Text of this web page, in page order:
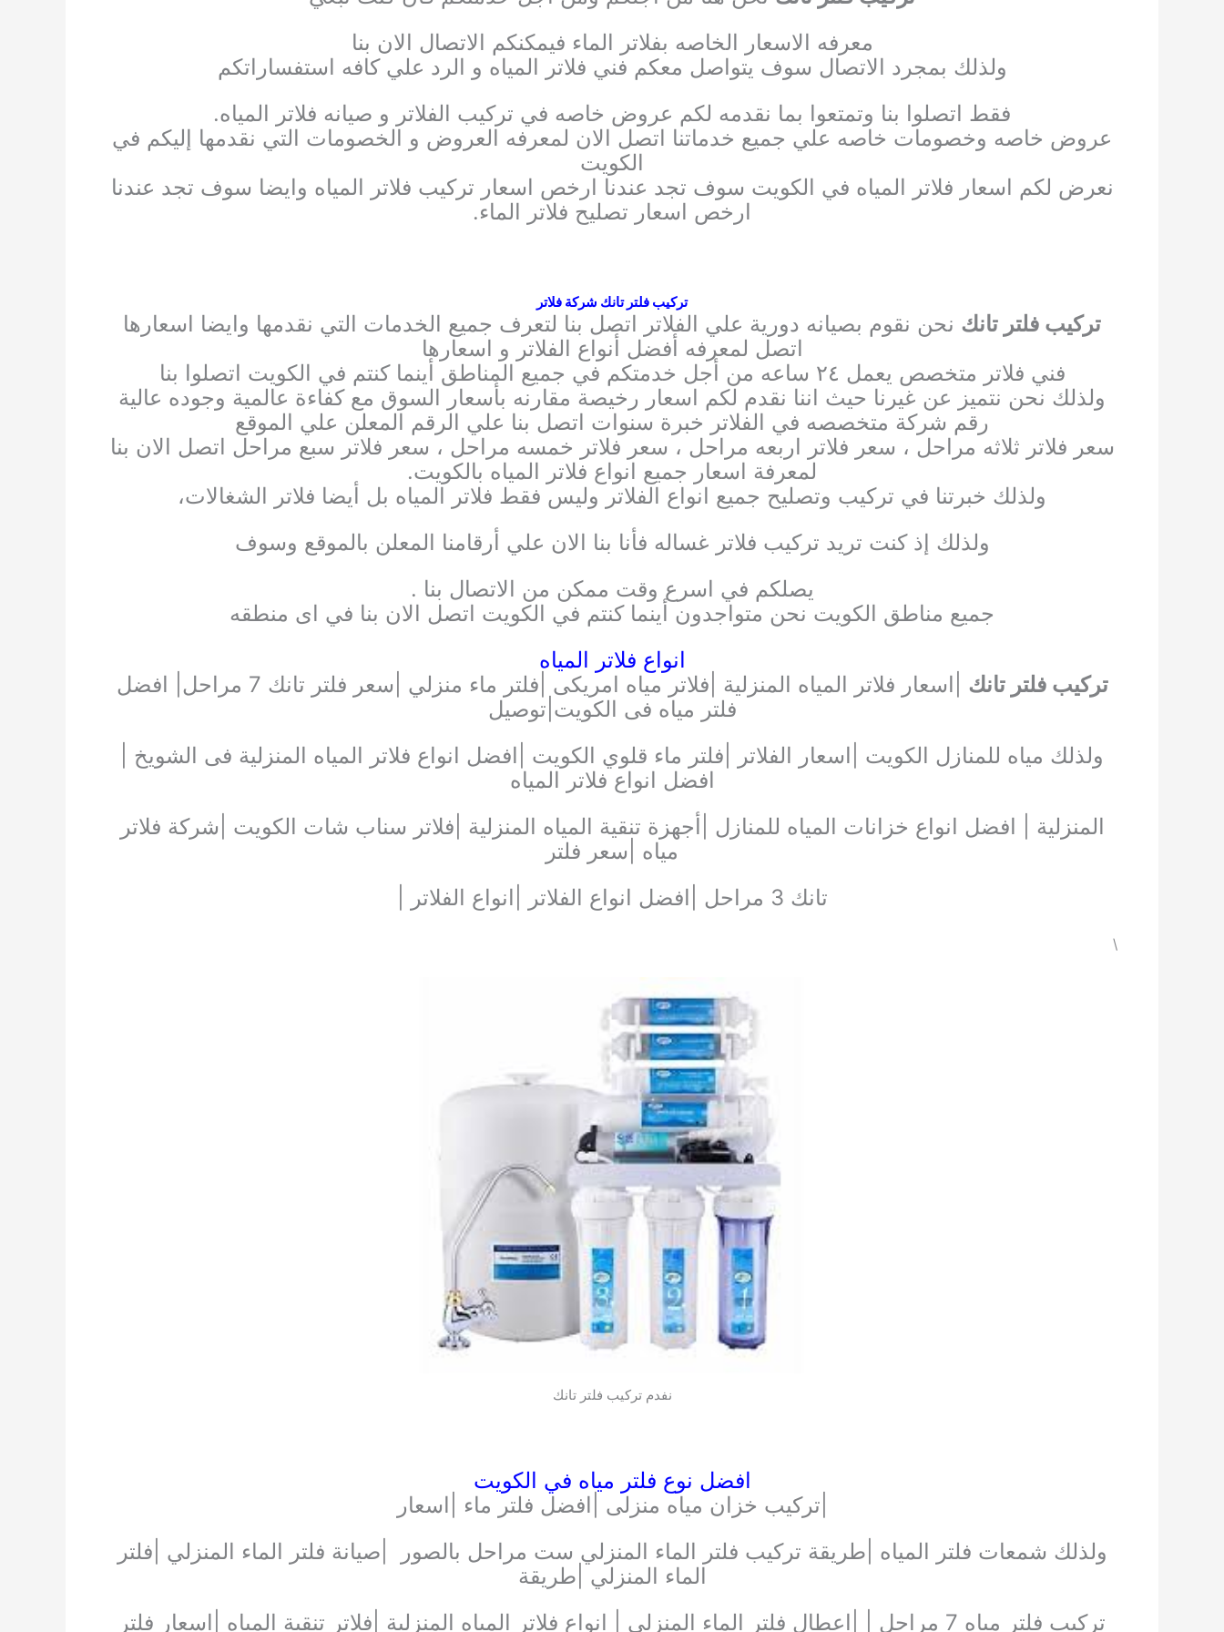
معرفه الاسعار الخاصه بفلاتر الماء فيمكنكم الاتصال الان بنا
ولذلك بمجرد الاتصال سوف يتواصل معكم فني فلاتر المياه و الرد علي كافه استفساراتكم
فقط اتصلوا بنا وتمتعوا بما نقدمه لكم عروض خاصه في تركيب الفلاتر و صيانه فلاتر المياه.
عروض خاصه وخصومات خاصه علي جميع خدماتنا اتصل الان لمعرفه العروض و الخصومات التي نقدمها إليكم في
الكويت
نعرض لكم اسعار فلاتر المياه في الكويت سوف تجد عندنا ارخص اسعار تركيب فلاتر المياه وايضا سوف تجد عندنا
ارخص اسعار تصليح فلاتر الماء.
تركيب فلتر تانك شركة فلاتر
تركيب فلتر تانك نحن نقوم بصيانه دورية علي الفلاتر اتصل بنا لتعرف جميع الخدمات التي نقدمها وايضا اسعارها
اتصل لمعرفه أفضل أنواع الفلاتر و اسعارها
فني فلاتر متخصص يعمل ٢٤ ساعه من أجل خدمتكم في جميع المناطق أينما كنتم في الكويت اتصلوا بنا
ولذلك نحن نتميز عن غيرنا حيث اننا نقدم لكم اسعار رخيصة مقارنه بأسعار السوق مع كفاءة عالمية وجوده عالية
رقم شركة متخصصه في الفلاتر خبرة سنوات اتصل بنا علي الرقم المعلن علي الموقع
سعر فلاتر ثلاثه مراحل ، سعر فلاتر اربعه مراحل ، سعر فلاتر خمسه مراحل ، سعر فلاتر سبع مراحل اتصل الان بنا
لمعرفة اسعار جميع انواع فلاتر المياه بالكويت.
ولذلك خبرتنا في تركيب وتصليح جميع انواع الفلاتر وليس فقط فلاتر المياه بل أيضا فلاتر الشغالات،
ولذلك إذ كنت تريد تركيب فلاتر غساله فأنا بنا الان علي أرقامنا المعلن بالموقع وسوف
يصلكم في اسرع وقت ممكن من الاتصال بنا .
جميع مناطق الكويت نحن متواجدون أينما كنتم في الكويت اتصل الان بنا في اى منطقه
انواع فلاتر المياه
تركيب فلتر تانك
|اسعار فلاتر المياه المنزلية |فلاتر مياه امريكى |فلتر ماء منزلي |سعر فلتر تانك 7 مراحل| افضل
فلتر مياه فى الكويت|توصيل
ولذلك مياه للمنازل الكويت |اسعار الفلاتر |فلتر ماء قلوي الكويت |افضل انواع فلاتر المياه المنزلية فى الشويخ |
افضل انواع فلاتر المياه
المنزلية | افضل انواع خزانات المياه للمنازل |أجهزة تنقية المياه المنزلية |فلاتر سناب شات الكويت |شركة فلاتر
مياه |سعر فلتر
تانك 3 مراحل |افضل انواع الفلاتر |انواع الفلاتر |
\
نفدم تركيب فلتر تانك
افضل نوع فلتر مياه في الكويت
|تركيب خزان مياه منزلى |افضل فلتر ماء |اسعار
ولذلك شمعات فلتر المياه |طريقة تركيب فلتر الماء المنزلي ست مراحل بالصور |صيانة فلتر الماء المنزلي |فلتر
الماء المنزلي |طريقة
تركيب فلتر مياه 7 مراحل | |اعطال فلتر الماء المنزلي | انواع فلاتر المياه المنزلية |فلاتر تنقية المياه |اسعار فلتر